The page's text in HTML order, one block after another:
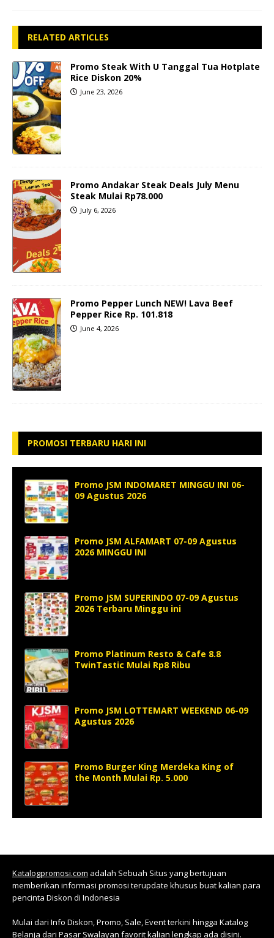
RELATED ARTICLES
Promo Steak With U Tanggal Tua Hotplate
Rice Diskon 20%
June 23, 2026
Promo Andakar Steak Deals July Menu
Steak Mulai Rp78.000
July 6, 2026
Promo Pepper Lunch NEW! Lava Beef
Pepper Rice Rp. 101.818
June 4, 2026
PROMOSI TERBARU HARI INI
Promo JSM INDOMARET MINGGU INI 06-
09 Agustus 2026
Promo JSM ALFAMART 07-09 Agustus
2026 MINGGU INI
Promo JSM SUPERINDO 07-09 Agustus
2026 Terbaru Minggu ini
Promo Platinum Resto & Cafe 8.8
TwinTastic Mulai Rp8 Ribu
Promo JSM LOTTEMART WEEKEND 06-09
Agustus 2026
Promo Burger King Merdeka King of
the Month Mulai Rp. 5.000
Katalogpromosi.com adalah Sebuah Situs yang bertujuan
memberikan informasi promosi terupdate khusus buat kalian para
pencinta Diskon di Indonesia
Mulai dari Info Diskon, Promo, Sale, Event terkini hingga Katalog
Belanja dari Pasar Swalayan favorit kalian lengkap ada disini.